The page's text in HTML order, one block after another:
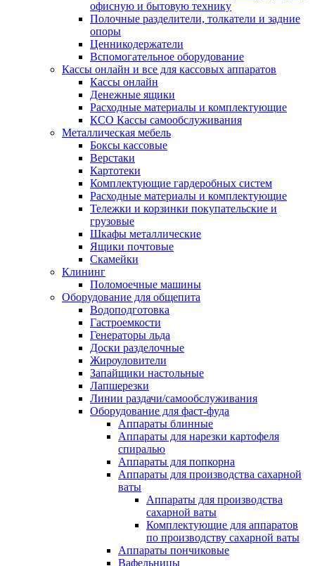
офисную и бытовую технику
Полочные разделители, толкатели и задние
опоры
Ценникодержатели
Вспомогательное оборудование
Кассы онлайн и все для кассовых аппаратов
Кассы онлайн
Денежные ящики
Расходные материалы и комплектующие
КСО Кассы самообслуживания
Металлическая мебель
Боксы кассовые
Верстаки
Картотеки
Комплектующие гардеробных систем
Расходные материалы и комплектующие
Тележки и корзинки покупательские и
грузовые
Шкафы металлические
Ящики почтовые
Скамейки
Клининг
Поломоечные машины
Оборудование для общепита
Водоподготовка
Гастроемкости
Генераторы льда
Доски разделочные
Жироуловители
Запайщики настольные
Лапшерезки
Линии раздачи/самообслуживания
Оборудование для фаст-фуда
Аппараты блинные
Аппараты для нарезки картофеля
спиралью
Аппараты для попкорна
Аппараты для производства сахарной
ваты
Аппараты для производства
сахарной ваты
Комплектующие для аппаратов
по производству сахарной ваты
Аппараты пончиковые
Вафельницы